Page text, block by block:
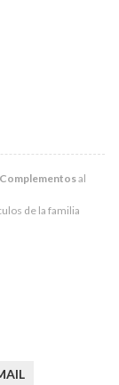
Complementosal
de la familia